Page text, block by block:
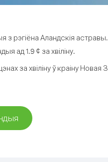
з рэгіёна Аландскія астравы.
ад 1.9 ¢ за хвіліну.
за хвіліну ў краіну Новая